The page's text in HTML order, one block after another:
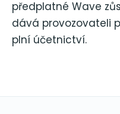
předplatné Wave
dává provozovateli
plní účetnictví.